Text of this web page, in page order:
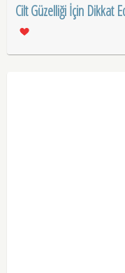
Cilt Güzelliği İçin Dikkat